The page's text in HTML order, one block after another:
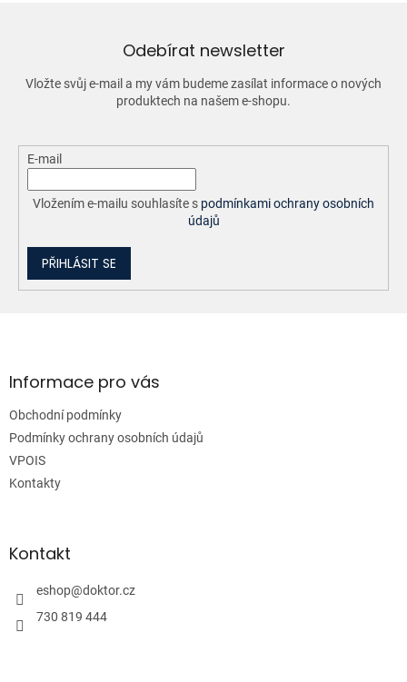
v
k
y
v
ý
i
Odebírat newsletter
Vložte svůj e-mail a my vám budeme zasílat informace o nových
produktech na našem e-shopu.
E-mail
Vložením e-mailu souhlasíte s podmínkami ochrany osobních
údajů
PŘIHLÁSIT SE
aInformace pro vás
Obchodní podmínky
Podmínky ochrany osobních údajů
VPOIS
Kontakty
Kontakt
eshop@doktor.cz
730 819 444